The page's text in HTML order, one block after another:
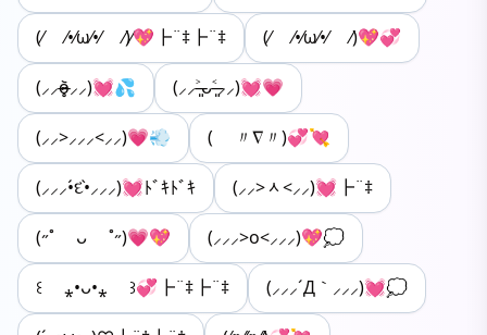
(⁄ ⁄•⁄ω⁄•⁄ ⁄)⁄💖┣¨‡┣¨‡ (⁄ ⁄•⁄ω⁄•⁄ ⁄)💖💞
(⸝⸝o̴̶̷̥᷅⸝⸝)💓💦 (⸝⸝˃̶͈ᴗ˂̶͈⸝⸝)💓💗
(⸝⸝>⸝⸝⸝<⸝⸝)💗💨 ( 〃∇〃)💞💘
(⸝⸝⸝•́દ•̀⸝⸝⸝)💓ﾄﾞｷﾄﾞｷ (⸝⸝>ᆺ<⸝⸝)💓┣¨‡
(˶˚ ᴗ ˚˶)💗💖 (⸝⸝⸝>o<⸝⸝⸝)💖💭
꒰ ⁎•ᴗ•⁎ ꒱💞┣¨‡┣¨‡ (⸝⸝⸝´Д｀⸝⸝⸝)💓💭